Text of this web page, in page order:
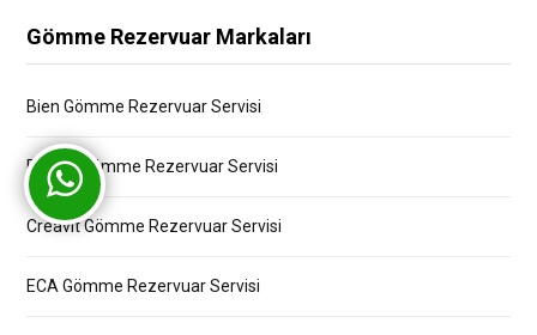
Gömme Rezervuar Markaları
Bien Gömme Rezervuar Servisi
Bocchi Gömme Rezervuar Servisi
Creavit Gömme Rezervuar Servisi
ECA Gömme Rezervuar Servisi